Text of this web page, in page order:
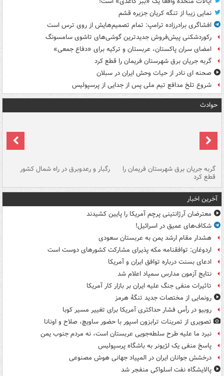
نمایی زیبا از تنگه کریان جزیره قشم
افشاگری برادرزاده ترامپ: تمام تصمیم‌هایش از روی ترس است
رکوردشکنی پیش‌فروش جدیدترین گوشی‌های تاشوی سامسونگ
امضای سران پاکستان، عربستان و ترکیه برای «دفاع جمعی»
گربه جریان برق شهرستان فریمان را قطع کرد
صحنه ای نادر از حیات وحش ایران در سبلان
شروع تلخ مدافع تیم ملی پس از جدایی از پرسپولیس
حوادث
گربه جریان برق شهرستان فریمان را
قطع کرد
رگبار و رعدوبرق در راه شمال کشور
آخرین اخبار
معترضان آرژانتینی پرچم آمریکا را پایین کشیدند
شکاف‌های عمیق در اسرائیل!
هشدار مقام ارشد یمن به عربستان سعودی
اردوغان: توافقنامه مکه پذیرای مشارکت کشورهای دوست است
ادعای بسنت درباره توافق ایران و آمریکا
نتایج آزمون مدارس سمپاد اعلام شد
تاثیرات منفی جنگ علیه ایران بر بازار کار آمریکا
رونمایی از مختصات جدید تنگۀ هرمز
روبیو در رأس فشار حداکثری آمریکا برای تغییر مسیر کوبا
تصویری از تمرینات ترابزون اسپور با حضور ساویچ، صلاح و اونانا
نبرد ما علیه طرح سلطه‌جویی عربستان است، نه مردم جنوب یمن
پاسخ منفی یک لژیونر به باشگاه پرسپولیس
درخشش جوانان ایران در المپیاد جهانی هوش مصنوعی
پالایشگاه نفت اسلواکی منفجر شد